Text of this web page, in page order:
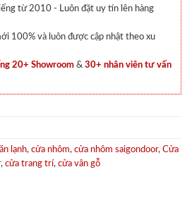
từ 2010 - Luôn đặt uy tín lên hàng
100% và luôn được cập nhật theo xu
20+ Showroom & 30+ nhân viên tư vấn
lạnh, cửa nhôm, cửa nhôm saigondoor, Cửa
, cửa trang trí, cửa vân gỗ